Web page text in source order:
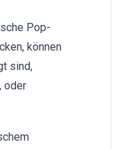
Pop-
können
sind,
oder